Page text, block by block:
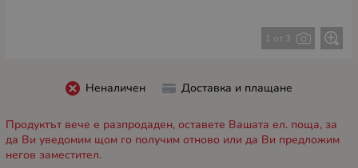
1 от 3
Неналичен Доставка и плащане
Продуктът вече е разпродаден, оставете Вашата ел. поща, за
да Ви уведомим щом го получим отново или да Ви предложим
негов заместител.